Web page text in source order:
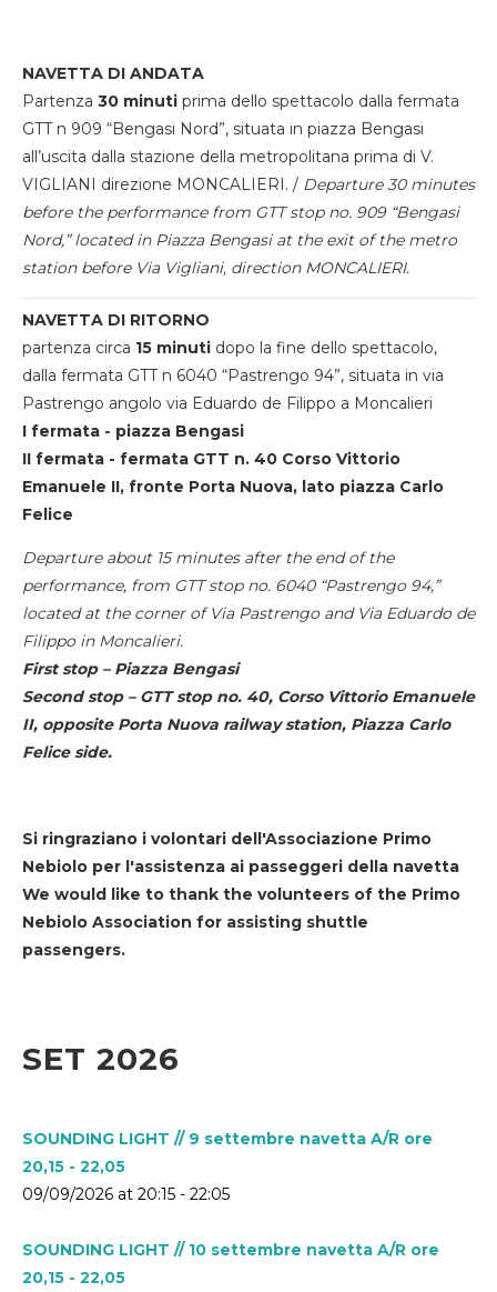
NAVETTA DI ANDATA
Partenza 30 minuti prima dello spettacolo dalla fermata
GTT n 909 “Bengasi Nord”, situata in piazza Bengasi
all’uscita dalla stazione della metropolitana prima di V.
VIGLIANI direzione MONCALIERI. / Departure 30 minutes
before the performance from GTT stop no. 909 “Bengasi
Nord,” located in Piazza Bengasi at the exit of the metro
station before Via Vigliani, direction MONCALIERI.
NAVETTA DI RITORNO
partenza circa 15 minuti dopo la fine dello spettacolo,
dalla fermata GTT n 6040 “Pastrengo 94”, situata in via
Pastrengo angolo via Eduardo de Filippo a Moncalieri
I fermata - piazza Bengasi
II fermata - fermata GTT n. 40 Corso Vittorio
Emanuele II, fronte Porta Nuova, lato piazza Carlo
Felice
Departure about 15 minutes after the end of the
performance, from GTT stop no. 6040 “Pastrengo 94,”
located at the corner of Via Pastrengo and Via Eduardo de
Filippo in Moncalieri.
First stop – Piazza Bengasi
Second stop – GTT stop no. 40, Corso Vittorio Emanuele
II, opposite Porta Nuova railway station, Piazza Carlo
Felice side.
Si ringraziano i volontari dell'Associazione Primo
Nebiolo per l'assistenza ai passeggeri della navetta
We would like to thank the volunteers of the Primo
Nebiolo Association for assisting shuttle
passengers.
SET 2026
SOUNDING LIGHT // 9 settembre navetta A/R ore
20,15 - 22,05
09/09/2026 at 20:15 - 22:05
SOUNDING LIGHT // 10 settembre navetta A/R ore
20,15 - 22,05